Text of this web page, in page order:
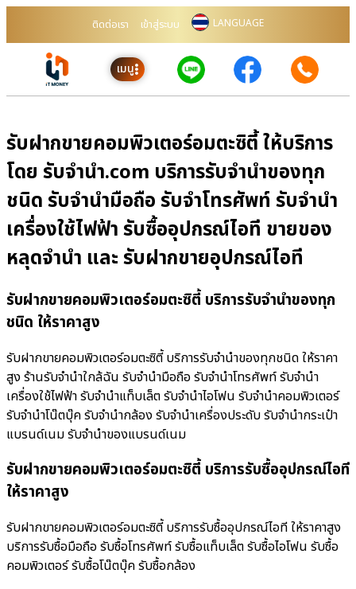
ติดต่อเรา เข้าสู่ระบบ LANGUAGE
เมนู
รับฝากขายคอมพิวเตอร์อมตะซิตี้ ให้บริการ
โดย รับจํานํา.com บริการรับจำนำของทุก
ชนิด รับจำนำมือถือ รับจำโทรศัพท์ รับจำนำ
เครื่องใช้ไฟฟ้า รับซื้ออุปกรณ์ไอที ขายของ
หลุดจำนำ และ รับฝากขายอุปกรณ์ไอที
รับฝากขายคอมพิวเตอร์อมตะซิตี้ บริการรับจำนำของทุก
ชนิด ให้ราคาสูง
รับฝากขายคอมพิวเตอร์อมตะซิตี้ บริการรับจำนำของทุกชนิด ให้ราคา
สูง ร้านรับจํานําใกล้ฉัน รับจำนำมือถือ รับจำนำโทรศัพท์ รับจำนำ
เครื่องใช้ไฟฟ้า รับจำนำแท็บเล็ต รับจำนำไอโฟน รับจำนำคอมพิวเตอร์
รับจำนำโน๊ตบุ๊ค รับจำนำกล้อง รับจำนำเครื่องประดับ รับจำนำกระเป๋า
แบรนด์เนม รับจำนำของแบรนด์เนม
รับฝากขายคอมพิวเตอร์อมตะซิตี้ บริการรับซื้ออุปกรณ์ไอที
ให้ราคาสูง
รับฝากขายคอมพิวเตอร์อมตะซิตี้ บริการรับซื้ออุปกรณ์ไอที ให้ราคาสูง
บริการรับซื้อมือถือ รับซื้อโทรศัพท์ รับซื้อแท็บเล็ต รับซื้อไอโฟน รับซื้อ
คอมพิวเตอร์ รับซื้อโน๊ตบุ๊ค รับซื้อกล้อง